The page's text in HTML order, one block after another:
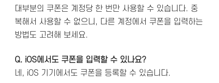
대부분의 쿠폰은 계정당 한 번만 사용할 수 있습니다. 중
복해서 사용할 수 없으니, 다른 계정에서 쿠폰을 입력하는
방법도 고려해 보세요.
Q. iOS에서도 쿠폰을 입력할 수 있나요?
네, iOS 기기에서도 쿠폰을 등록할 수 있습니다.